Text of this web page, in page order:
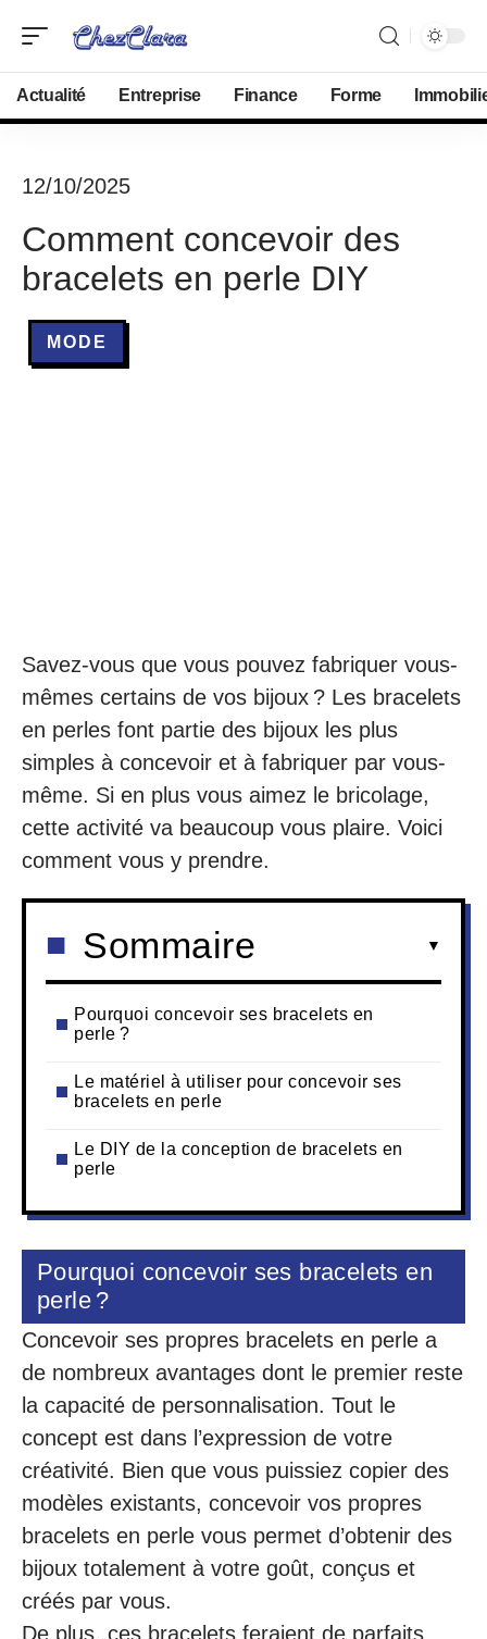
Actualité Entreprise Finance Forme
12/10/2025
Comment concevoir des
bracelets en perle DIY
MODE
Savez-vous que vous pouvez fabriquer vous-
mêmes certains de vos bijoux ? Les bracelets
en perles font partie des bijoux les plus
simples à concevoir et à fabriquer par vous-
même. Si en plus vous aimez le bricolage,
cette activité va beaucoup vous plaire. Voici
comment vous y prendre.
Sommaire
Pourquoi concevoir ses bracelets en
perle ?
Le matériel à utiliser pour concevoir ses
bracelets en perle
Le DIY de la conception de bracelets en
perle
Pourquoi concevoir ses bracelets en
perle ?
Concevoir ses propres bracelets en perle a
de nombreux avantages dont le premier reste
la capacité de personnalisation. Tout le
concept est dans l’expression de votre
créativité. Bien que vous puissiez copier des
modèles existants, concevoir vos propres
bracelets en perle vous permet d’obtenir des
bijoux totalement à votre goût, conçus et
créés par vous.
De plus, ces bracelets feraient de parfaits